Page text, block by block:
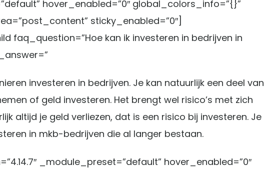
hover_enabled=”0″ global_colors_info=”{}”
sticky_enabled=”0″]
faq_question=”Hoe kan ik investeren in bedrijven in
investeren in bedrijven. Je kan natuurlijk een deel van
of geld investeren. Het brengt wel risico’s met zich
altijd je geld verliezen, dat is een risico bij investeren. Je
in mkb-bedrijven die al langer bestaan.
_module_preset=”default” hover_enabled=”0″